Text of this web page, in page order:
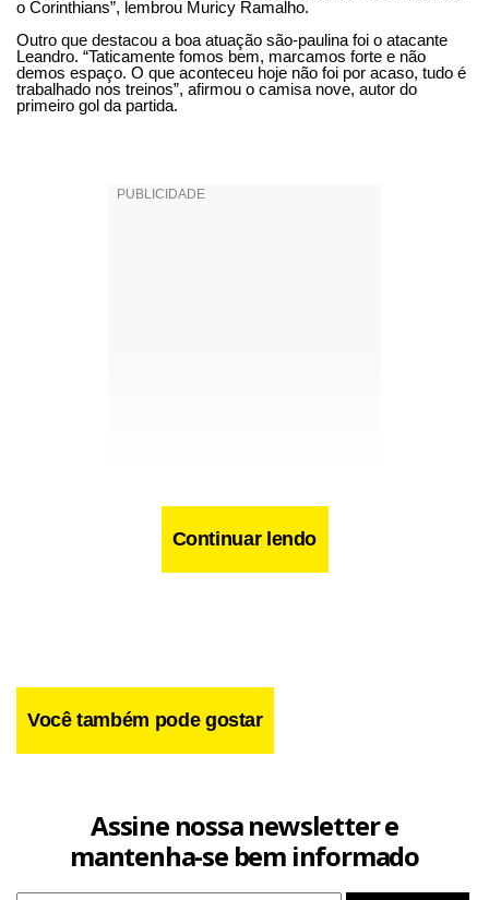
o Corinthians”, lembrou Muricy Ramalho.
Outro que destacou a boa atuação são-paulina foi o atacante
Leandro. “Taticamente fomos bem, marcamos forte e não
demos espaço. O que aconteceu hoje não foi por acaso, tudo é
trabalhado nos treinos”, afirmou o camisa nove, autor do
primeiro gol da partida.
Continuar lendo
Você também pode gostar
Assine nossa newsletter e
mantenha-se bem informado